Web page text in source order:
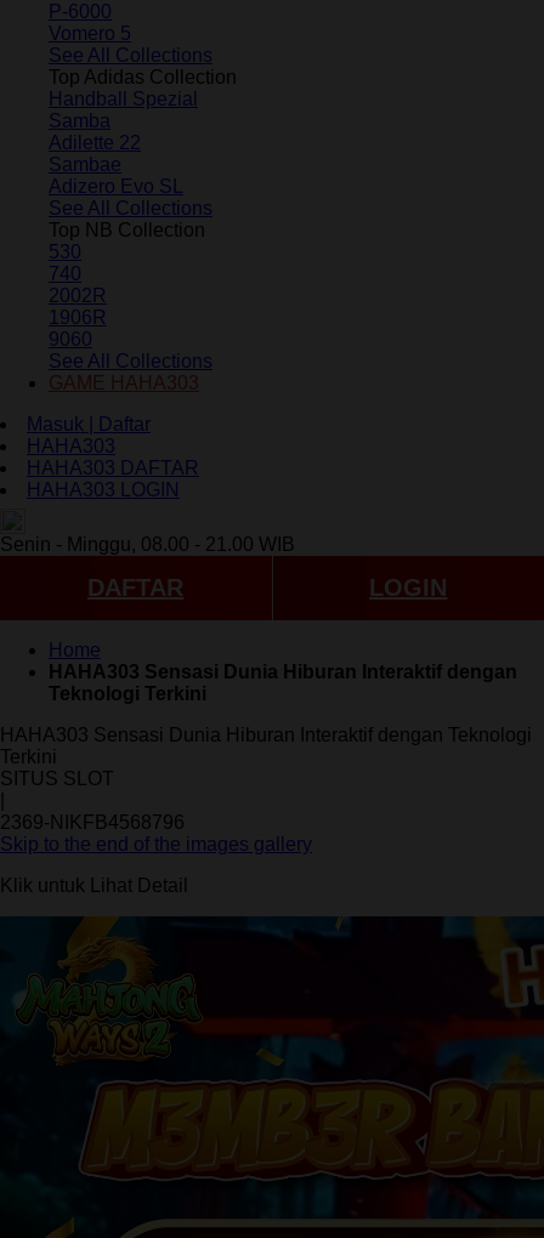
P-6000
Vomero 5
See All Collections
Top Adidas Collection
Handball Spezial
Samba
Adilette 22
Sambae
Adizero Evo SL
See All Collections
Top NB Collection
530
740
2002R
1906R
9060
See All Collections
GAME HAHA303
Masuk | Daftar
HAHA303
HAHA303 DAFTAR
HAHA303 LOGIN
Senin - Minggu, 08.00 - 21.00 WIB
DAFTAR LOGIN
Home
HAHA303 Sensasi Dunia Hiburan Interaktif dengan
Teknologi Terkini
HAHA303 Sensasi Dunia Hiburan Interaktif dengan Teknologi
Terkini
SITUS SLOT
2369-NIKFB4568796
Skip to the end of the images gallery
Klik untuk Lihat Detail